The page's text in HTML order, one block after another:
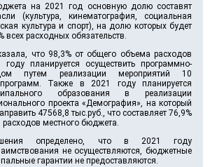
на 2021 год основную долю составят
(культура, кинематография, социальная
культура и спорт), на долю которых будет
всех расходных обязательств.
что 98,3% от общего объема расходов
планируется осуществить программно-
путем реализации мероприятий 10
Также в 2021 году планируется
образования в реализации
проекта «Демография», на который
47568,8 тыс.руб., что составляет 76,9%
местного бюджета.
определено, что в 2021 году
не осуществляются, бюджетные
гарантии не предоставляются.